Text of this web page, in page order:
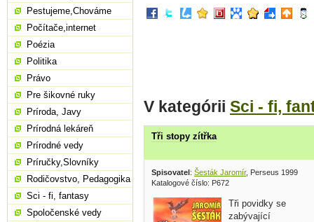
V kategórii Sci - fi,
Tři stopy zítřka
Spisovatel: Šesták Jaromír, Perseus 1999
Katalogové číslo: P672
Tři povidky se
zabývající
Pestujeme,Chováme
Počítače,internet
Poézia
Politika
Právo
Pre šikovné ruky
Príroda, Javy
Prírodná lekáreň
Prírodné vedy
Príručky,Slovníky
Rodičovstvo, Pedagogika
Sci - fi, fantasy
Spoločenské vedy